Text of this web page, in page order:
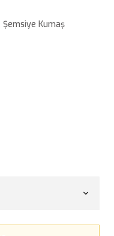
Şemsiye Kumaş